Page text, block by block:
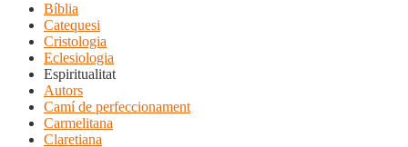
Bíblia
Catequesi
Cristologia
Eclesiologia
Espiritualitat
Autors
Camí de perfeccionament
Carmelitana
Claretiana